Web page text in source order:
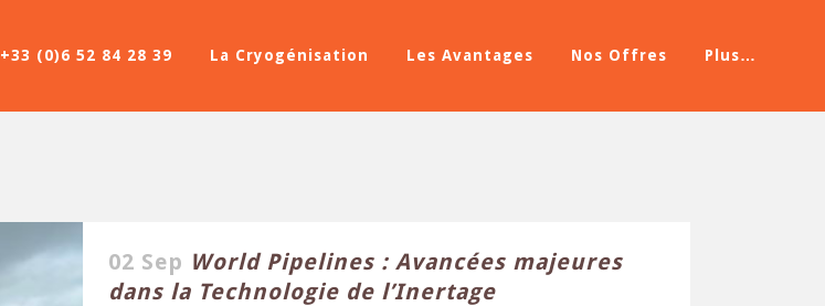
+33 (0)6 52 84 28 39 La Cryogénisation Les Avantages Nos Offres Plus…
02 Sep World Pipelines : Avancées majeures
dans la Technologie de l’Inertage